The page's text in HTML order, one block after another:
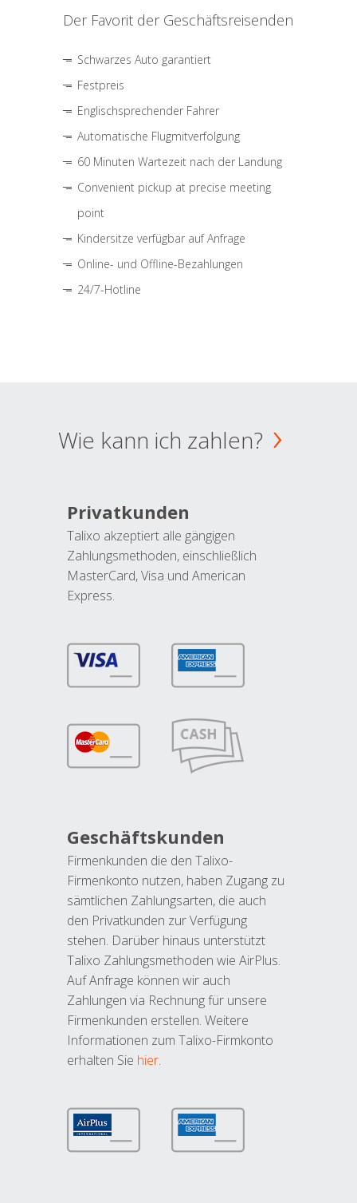
Der Favorit der Geschäftsreisenden
Schwarzes Auto garantiert
Festpreis
Englischsprechender Fahrer
Automatische Flugmitverfolgung
60 Minuten Wartezeit nach der Landung
Convenient pickup at precise meeting
point
Kindersitze verfügbar auf Anfrage
Online- und Offline-Bezahlungen
24/7-Hotline
Wie kann ich zahlen?
Privatkunden
Talixo akzeptiert alle gängigen
Zahlungsmethoden, einschließlich
MasterCard, Visa und American
Express.
Geschäftskunden
Firmenkunden die den Talixo-
Firmenkonto nutzen, haben Zugang zu
sämtlichen Zahlungsarten, die auch
den Privatkunden zur Verfügung
stehen. Darüber hinaus unterstützt
Talixo Zahlungsmethoden wie AirPlus.
Auf Anfrage können wir auch
Zahlungen via Rechnung für unsere
Firmenkunden erstellen. Weitere
Informationen zum Talixo-Firmkonto
erhalten Sie hier.